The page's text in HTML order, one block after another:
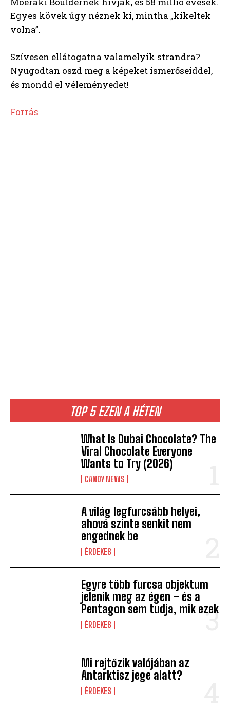
TOP 5 EZEN A HÉTEN
What Is Dubai Chocolate? The
Viral Chocolate Everyone
Wants to Try (2026)
CANDY NEWS
A világ legfurcsább helyei,
ahová szinte senkit nem
engednek be
ÉRDEKES
Egyre több furcsa objektum
jelenik meg az égen – és a
Pentagon sem tudja, mik ezek
ÉRDEKES
Mi rejtőzik valójában az
Antarktisz jege alatt?
ÉRDEKES
Egyes kövek úgy néznek ki, mintha „kikeltek
volna”.
Szívesen ellátogatna valamelyik strandra?
Nyugodtan oszd meg a képeket ismerőseiddel,
és mondd el véleményedet!
Forrás